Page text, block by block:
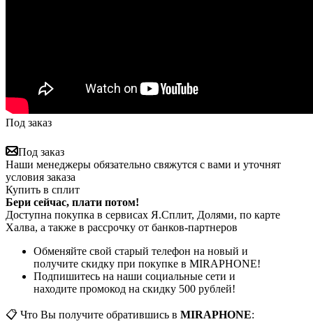
Под заказ
Под заказ
Наши менеджеры обязательно свяжутся с вами и уточнят
условия заказа
Купить в сплит
Бери сейчас, плати потом!
Доступна покупка в сервисах Я.Сплит, Долями, по карте
Халва, а также в рассрочку от банков-партнеров
Обменяйте свой старый телефон на новый и
получите скидку при покупке в MIRAPHONE!
Подпишитесь на наши социальные сети и
находите промокод на скидку 500 рублей!
📋 Что Вы получите обратившись в MIRAPHONE: